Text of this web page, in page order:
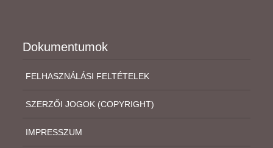
Dokumentumok
FELHASZNÁLÁSI FELTÉTELEK
SZERZŐI JOGOK (COPYRIGHT)
IMPRESSZUM